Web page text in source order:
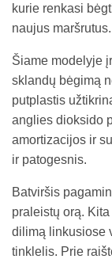
kurie renkasi
naujus maršrutus.
Šiame modelyje
sklandų bėgimą
putplastis
anglies dioksido
amortizacijos ir
ir patogesnis.
Batviršis
praleistų orą.
dilimą linkusiose
tinklelis. Prie